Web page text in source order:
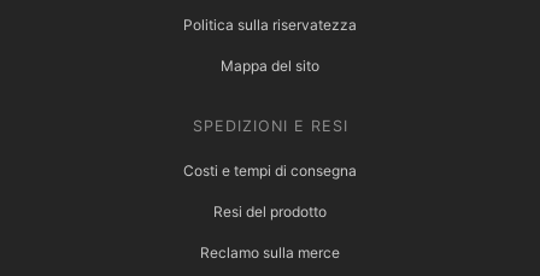
Politica sulla riservatezza
Mappa del sito
SPEDIZIONI E RESI
Costi e tempi di consegna
Resi del prodotto
Reclamo sulla merce